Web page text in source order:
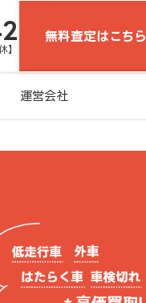
】
無料査定はこちら
運営会社